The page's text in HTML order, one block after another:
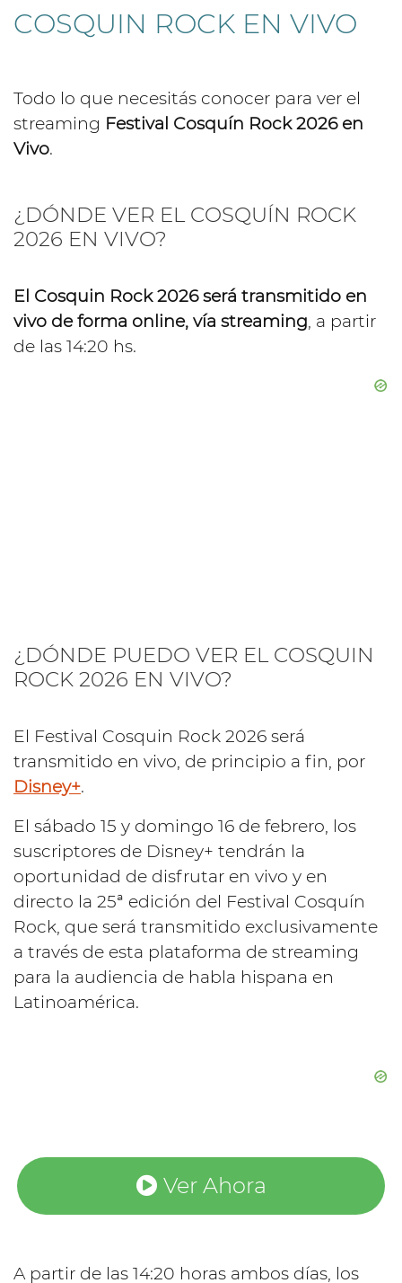
COSQUIN ROCK EN VIVO
Todo lo que necesitás conocer para ver el
streaming Festival Cosquín Rock 2026 en
Vivo.
¿DÓNDE VER EL COSQUÍN ROCK
2026 EN VIVO?
El Cosquin Rock 2026 será transmitido en
vivo de forma online, vía streaming, a partir
de las 14:20 hs.
¿DÓNDE PUEDO VER EL COSQUIN
ROCK 2026 EN VIVO?
El Festival Cosquin Rock 2026 será
transmitido en vivo, de principio a fin, por
Disney+.
El sábado 15 y domingo 16 de febrero, los
suscriptores de Disney+ tendrán la
oportunidad de disfrutar en vivo y en
directo la 25ª edición del Festival Cosquín
Rock, que será transmitido exclusivamente
a través de esta plataforma de streaming
para la audiencia de habla hispana en
Latinoamérica.
Ver Ahora
A partir de las 14:20 horas ambos días, los